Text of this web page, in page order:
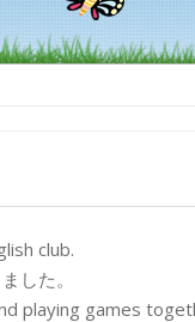
club.
した。
playing games